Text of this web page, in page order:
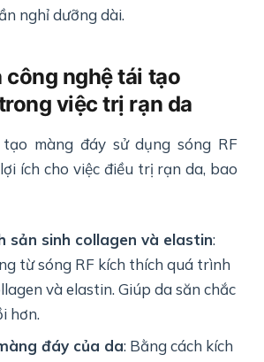
nghỉ dưỡng dài.
công nghệ tái tạo
việc trị rạn da
màng đáy sử dụng sóng RF
ích cho việc điều trị rạn da, bao
sản sinh collagen và elastin:
từ sóng RF kích thích quá trình
và elastin. Giúp da săn chắc
hơn.
đáy của da: Bằng cách kích